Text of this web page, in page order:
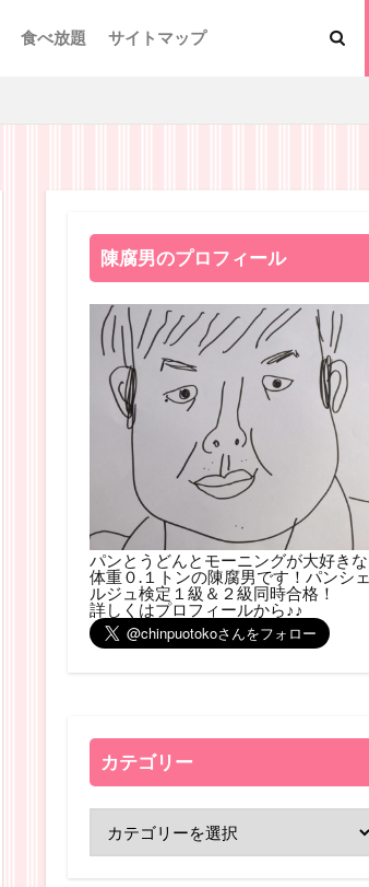
食べ放題 サイトマップ
陳腐男のプロフィール
パンとうどんとモーニングが大好きな
体重０.１トンの陳腐男です！パンシェ
ルジュ検定１級＆２級同時合格！
詳しくはプロフィールから♪♪
カテゴリー